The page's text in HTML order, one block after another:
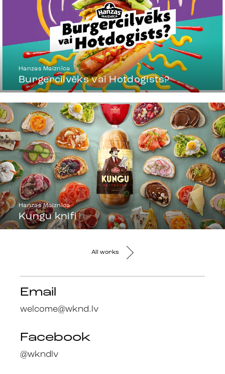
Hanzas Maiznīca
Burgercilvēks vai Hotdogists?
Hanzas Maiznīca
Kungu knifi
All works
Email
welcome@wknd.lv
Facebook
@wkndlv